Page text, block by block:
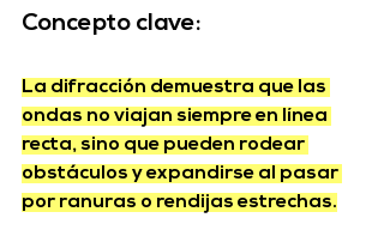
Concepto clave:
La difracción demuestra que las
ondas no viajan siempre en línea
recta, sino que pueden rodear
obstáculos y expandirse al pasar
por ranuras o rendijas estrechas.